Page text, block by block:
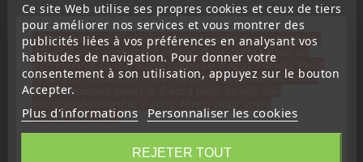
Étui, housse de protection de clés
Étui Housse De Protection Pour Télécommande SKODA
Octavia 1/2, Fabia, Superb 1/2 Rapid, Roomster, Yeti 2
+2
Ce site Web utilise ses propres cookies et ceux de tiers
pour améliorer nos services et vous montrer des
publicités liées à vos préférences en analysant vos
habitudes de navigation. Pour donner votre
consentement à son utilisation, appuyez sur le bouton
Accepter.
Plus d'informations Personnaliser les cookies
REJETER TOUT
« Attention, notre société sera fermée pour congés du
10 aout au 1 septembre inclus. Pour cette raison les
commandes sont traitées jusqu'au 7 aout 14H00. Pour
le service réparation nous devons réceptionner votre
télécommande avant le 6 aout pour qu'elle soit
compréhension»
Fermer